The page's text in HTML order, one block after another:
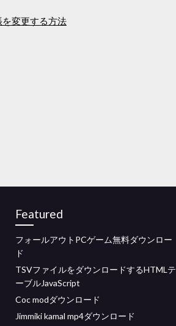
変更する方法
Featured
フォールアウトPCゲーム無料ダウンロー
ド
TSVファイルをダウンロードするHTMLテ
ーブルJavaScript
Coc modダウンロード
Jimmiki kamal mp4ダウンロード